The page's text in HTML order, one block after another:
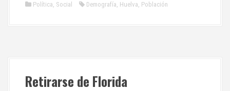
Política, Social Demografía, Huelva, Población
Retirarse de Florida